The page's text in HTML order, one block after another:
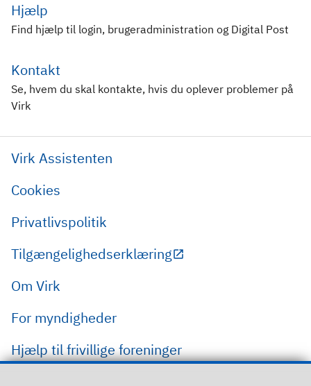
Hjælp
Find hjælp til login, brugeradministration og Digital Post
Kontakt
Se, hvem du skal kontakte, hvis du oplever problemer på
Virk
Virk Assistenten
Cookies
Privatlivspolitik
Tilgængelighedserklæring
Om Virk
For myndigheder
Hjælp til frivillige foreninger